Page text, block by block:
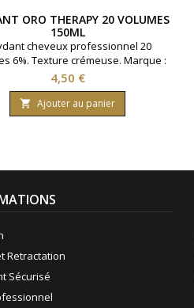
ORO THERAPY 20 VOLUMES
150ML
cheveux professionnel 20
6%. Texture crémeuse. Marque :
Therapy. Contenance : 150 ml.
Prix
4,50 €
 Ajouter au panier
Retractation
Sécurisé